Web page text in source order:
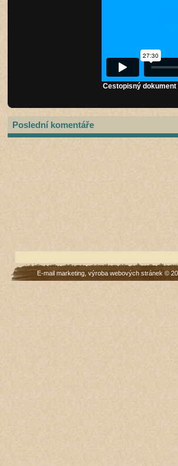
Cestopisný
Poslední komentáře
E-mail marketing výroba webových stránek ©